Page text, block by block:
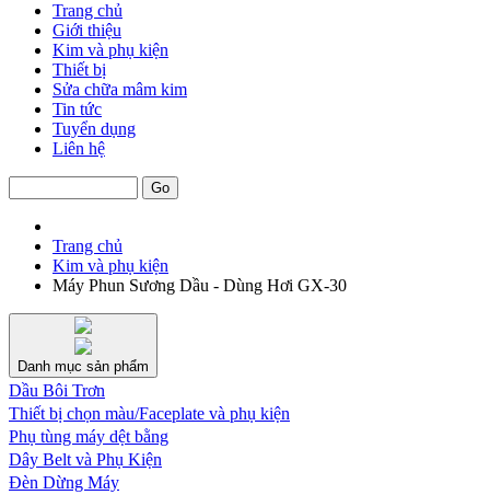
Trang chủ
Giới thiệu
Kim và phụ kiện
Thiết bị
Sửa chữa mâm kim
Tin tức
Tuyển dụng
Liên hệ
Trang chủ
Kim và phụ kiện
Máy Phun Sương Dầu - Dùng Hơi GX-30
Danh mục sản phẩm
Dầu Bôi Trơn
Thiết bị chọn màu/Faceplate và phụ kiện
Phụ tùng máy dệt bằng
Dây Belt và Phụ Kiện
Đèn Dừng Máy